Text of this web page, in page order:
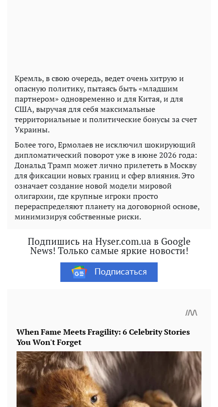
Кремль, в свою очередь, ведет очень хитрую и
опасную политику, пытаясь быть «младшим
партнером» одновременно и для Китая, и для
США, выручая для себя максимальные
территориальные и политические бонусы за счет
Украины.
Более того, Ермолаев не исключил шокирующий
дипломатический поворот уже в июне 2026 года:
Дональд Трамп может лично прилететь в Москву
для фиксации новых границ и сфер влияния. Это
означает создание новой модели мировой
олигархии, где крупные игроки просто
перераспределяют планету на договорной основе,
минимизируя собственные риски.
Подпишись на Hyser.com.ua в Google
News! Только самые яркие новости!
Подписаться